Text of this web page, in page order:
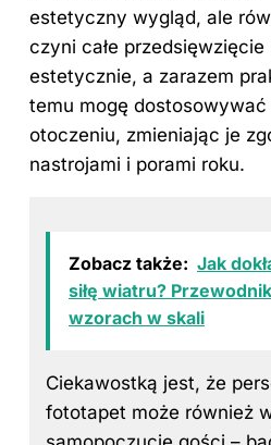
estetyczny wygląd, ale
czyni całe
estetycznie, a zarazem
temu mogę
otoczeniu, zmieniając je
nastrojami i porami roku.
Zobacz także: Jak
siłę wiatru?
wzorach w skali
Ciekawostką jest, że
fototapet może również